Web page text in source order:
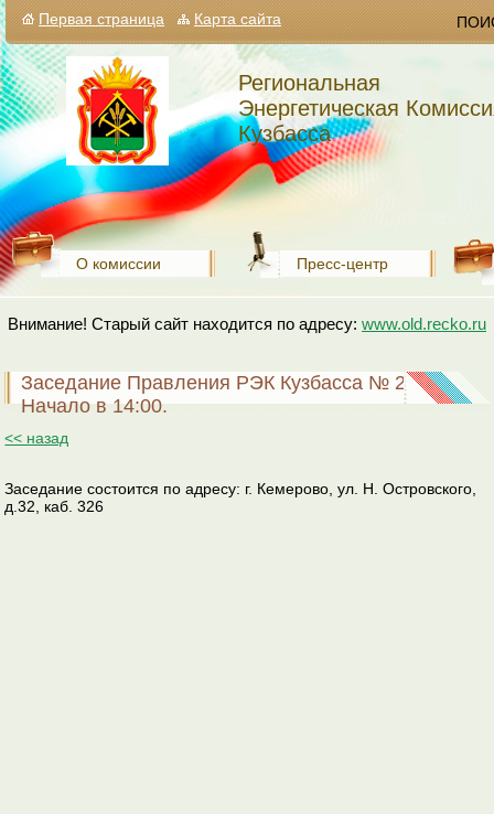
Первая страница Карта сайта
Региональная
Энергетическая
Кузбасса
О комиссии Пресс-центр
Внимание! Старый сайт находится по адресу: www.old.recko.ru
Заседание Правления РЭК Кузбасса № 24.
Начало в 14:00.
<< назад
Заседание состоится по адресу: г. Кемерово, ул. Н. Островского,
д.32, каб. 326